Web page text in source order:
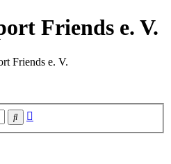
Friends e. V.
Friends e. V.
Suche